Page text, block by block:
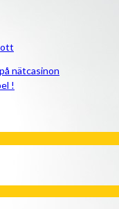
nätcasinon
!